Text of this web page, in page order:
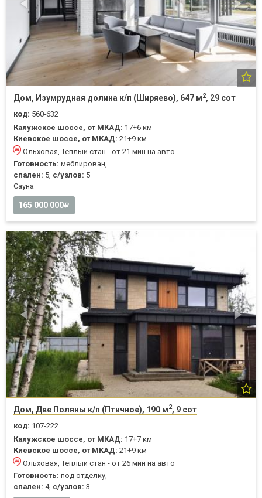
Дом, Изумрудная долина к/п (Ширяево), 647 м2, 29 сот
код: 560-632
Калужское шоссе, от МКАД: 17+6 км
Киевское шоссе, от МКАД: 21+9 км
Ольховая, Теплый стан - от 21 мин на авто
Готовность: меблирован,
спален: 5, с/узлов: 5
Cауна
165 000 000
Дом, Две Поляны к/п (Птичное), 190 м2, 9 сот
код: 107-222
Калужское шоссе, от МКАД: 17+7 км
Киевское шоссе, от МКАД: 21+9 км
Ольховая, Теплый стан - от 26 мин на авто
Готовность: под отделку,
спален: 4, с/узлов: 3